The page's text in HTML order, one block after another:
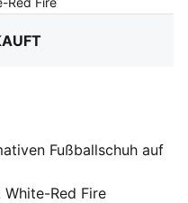
Fußballschuh auf
BETTER™ Obermaterial
3D für
White-Red Fire